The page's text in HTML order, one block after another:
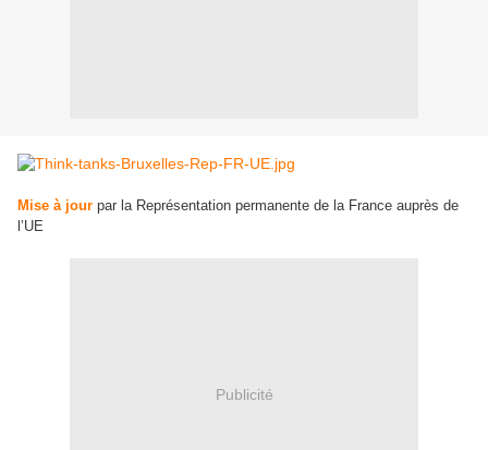
Mise à jour par la Représentation permanente de la France auprès de
l’UE
Publicité